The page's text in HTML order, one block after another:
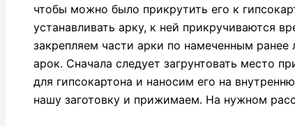
чтобы можно было прикрутить его к
устанавливать арку, к ней прикручиваются
закрепляем части арки по намеченным
арок. Сначала следует загрунтовать место
для гипсокартона и наносим его на
нашу заготовку и прижимаем. На нужном